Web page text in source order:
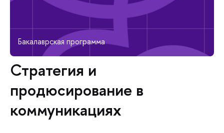
Бакалаврская программа
Стратегия и
продюсирование в
коммуникациях